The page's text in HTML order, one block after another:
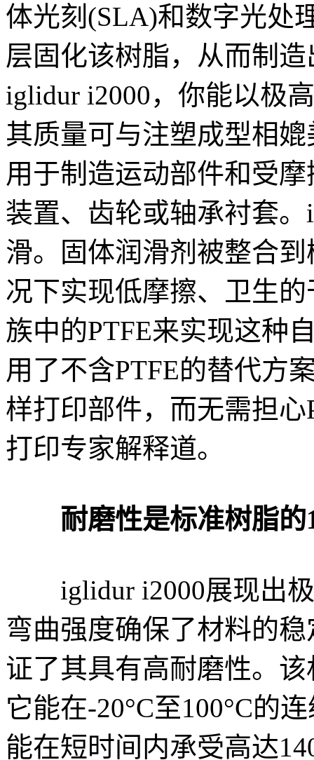
体光刻(SLA)和数字光处
层固化该树脂，从而制
iglidur i2000，你能以极
其质量可与注塑成型相
用于制造运动部件和受
装置、齿轮或轴承衬套
滑。固体润滑剂被整合
况下实现低摩擦、卫生
族中的PTFE来实现这种
用了不含PTFE的替代方
样打印部件，而无需担心
打印专家解释道。
耐磨性是标准树脂的
iglidur i2000展现出极
弯曲强度确保了材料的
证了其具有高耐磨性。
它能在-20°C至100°C的
能在短时间内承受高达